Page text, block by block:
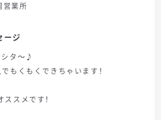
業所
ージ
シタ～♪
もくもくできちゃいます！
スメです！